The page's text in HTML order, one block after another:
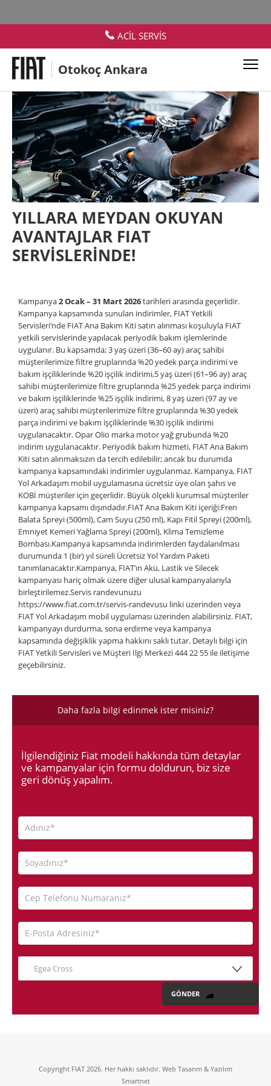
ACİL SERVİS
Otokoç Ankara
YILLARA MEYDAN OKUYAN
AVANTAJLAR FIAT
SERVİSLERİNDE!
Kampanya2 Ocak – 31 Mart 2026tarihleri arasında geçerlidir.
Kampanya kapsamında sunulan indirimler, FIAT Yetkili
Servisleri’nde FIAT Ana Bakım Kiti satın alınması koşuluyla FIAT
yetkili servislerinde yapılacak periyodik bakım işlemlerinde
uygulanır. Bu kapsamda; 3 yaş üzeri (36–60 ay) araç sahibi
müşterilerimize filtre gruplarında %20 yedek parça indirimi ve
bakım işçiliklerinde %20 işçilik indirimi,5 yaş üzeri (61–96 ay) araç
sahibi müşterilerimize filtre gruplarında %25 yedek parça indirimi
ve bakım işçiliklerinde %25 işçilik indirimi, 8 yaş üzeri (97 ay ve
üzeri) araç sahibi müşterilerimize filtre gruplarında %30 yedek
parça indirimi ve bakım işçiliklerinde %30 işçilik indirimi
uygulanacaktır. Opar Olio marka motor yağ grubunda %20
indirim uygulanacaktır. Periyodik bakım hizmeti, FIAT Ana Bakım
Kiti satın alınmaksızın da tercih edilebilir; ancak bu durumda
kampanya kapsamındaki indirimler uygulanmaz. Kampanya, FIAT
Yol Arkadaşım mobil uygulamasına ücretsiz üye olan şahıs ve
KOBİ müşteriler için geçerlidir. Büyük ölçekli kurumsal müşteriler
kampanya kapsamı dışındadır.FIAT Ana Bakım Kiti içeriği:Fren
Balata Spreyi (500ml), Cam Suyu (250 ml), Kapı Fitil Spreyi (200ml),
Emniyet Kemeri Yağlama Spreyi (200ml), Klima Temizleme
Bombası.Kampanya kapsamında indirimlerden faydalanılması
durumunda 1 (bir) yıl süreli Ücretsiz Yol Yardım Paketi
tanımlanacaktır.Kampanya, FIAT’ın Akü, Lastik ve Silecek
kampanyası hariç olmak üzere diğer ulusal kampanyalarıyla
birleştirilemez.Servis randevunuzu
https://www.fiat.com.tr/servis-randevusu linki üzerinden veya
FIAT Yol Arkadaşım mobil uygulaması üzerinden alabilirsiniz. FIAT,
kampanyayı durdurma, sona erdirme veya kampanya
kapsamında değişiklik yapma hakkını saklı tutar. Detaylı bilgi için
FIAT Yetkili Servisleri ve Müşteri İlgi Merkezi 444 22 55 ile iletişime
geçebilirsiniz.
Daha fazla bilgi edinmek ister misiniz?
İlgilendiğiniz Fiat modeli hakkında tüm detaylar
ve kampanyalar için formu doldurun, biz size
geri dönüş yapalım.
Egea Cross
Copyright FIAT 2026. Her hakkı saklıdır. Web Tasarım & Yazılım
Smartnet